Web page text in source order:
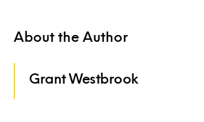
About the Author
Grant Westbrook